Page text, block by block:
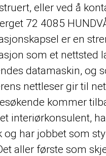
eller ved å
72 4085
er en
som et nettsted
datamaskin, og
nettleser gir til
kommer
interiørkonsulent,
og har jobbet som
aller første som